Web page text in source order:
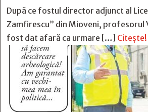
După ce fostul director adjunct al
Zamfirescu” din Mioveni, profesorul
fost dat afară ca urmare […] Citește!